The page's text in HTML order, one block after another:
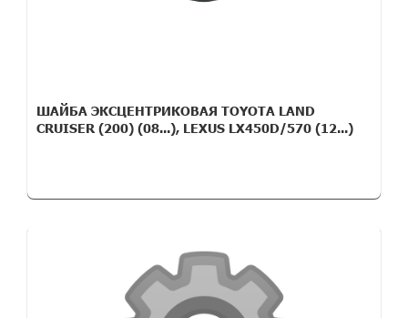
ШАЙБА ЭКСЦЕНТРИКОВАЯ TOYOTA LAND
CRUISER (200) (08...), LEXUS LX450D/570 (12...)